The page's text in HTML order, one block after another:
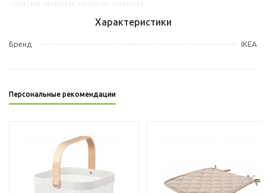
Характеристики
Бренд IKEA
Персональные рекомендации